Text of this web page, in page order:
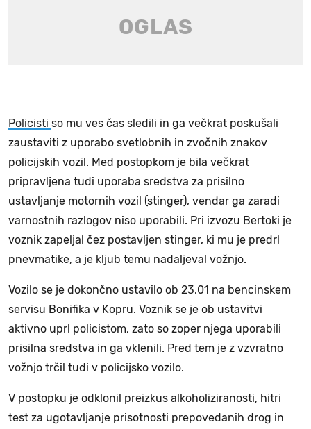
Policisti so mu ves čas sledili in ga večkrat poskušali
zaustaviti z uporabo svetlobnih in zvočnih znakov
policijskih vozil. Med postopkom je bila večkrat
pripravljena tudi uporaba sredstva za prisilno
ustavljanje motornih vozil (stinger), vendar ga zaradi
varnostnih razlogov niso uporabili. Pri izvozu Bertoki je
voznik zapeljal čez postavljen stinger, ki mu je predrl
pnevmatike, a je kljub temu nadaljeval vožnjo.
Vozilo se je dokončno ustavilo ob 23.01 na bencinskem
servisu Bonifika v Kopru. Voznik se je ob ustavitvi
aktivno uprl policistom, zato so zoper njega uporabili
prisilna sredstva in ga vklenili. Pred tem je z vzvratno
vožnjo trčil tudi v policijsko vozilo.
V postopku je odklonil preizkus alkoholiziranosti, hitri
test za ugotavljanje prisotnosti prepovedanih drog in